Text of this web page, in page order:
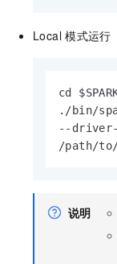
Local 模式运行
cd
./bin/
--driver-
/path/to/
说明